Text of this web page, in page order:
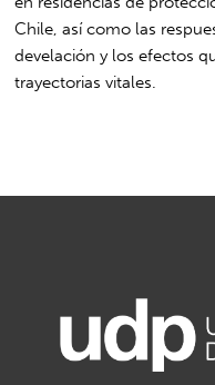
Chile, así como las
develación y los efectos
trayectorias vitales.